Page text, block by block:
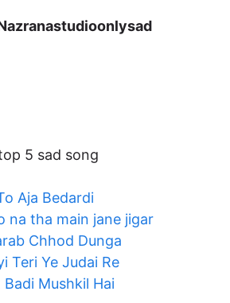
5 sad song
Aja Bedardi
na tha main jane jigar
Chhod Dunga
Teri Ye Judai Re
Badi Mushkil Hai